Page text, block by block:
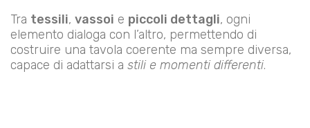
Tra tessili, vassoi e piccoli dettagli, ogni
elemento dialoga con l’altro, permettendo di
costruire una tavola coerente ma sempre diversa,
capace di adattarsi a stili e momenti differenti.